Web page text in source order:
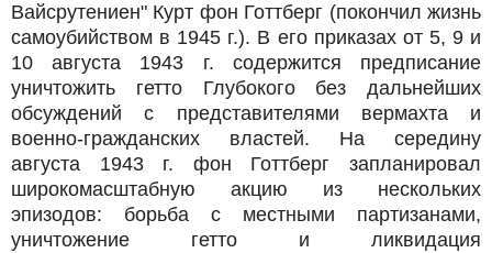
Вайсрутениен" Курт фон Готтберг (покончил жизнь
самоубийством в 1945 г.). В его приказах от 5, 9 и
10 августа 1943 г. содержится предписание
уничтожить гетто Глубокого без дальнейших
обсуждений с представителями вермахта и
военно-гражданских властей. На середину
августа 1943 г. фон Готтберг запланировал
широкомасштабную акцию из нескольких
эпизодов: борьба с местными партизанами,
уничтожение гетто и ликвидация